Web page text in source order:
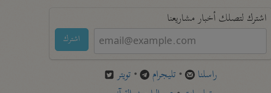
اشترك لتصلك أخبار مشاريعنا
اشترك
راسلنا • تليجرام • تويتر